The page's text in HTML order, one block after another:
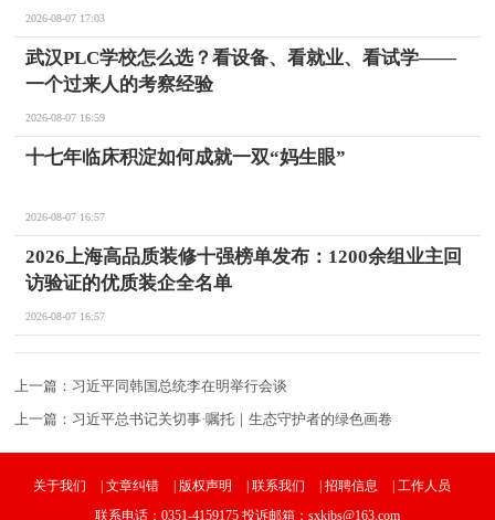
2026-08-07 17:03
武汉PLC学校怎么选？看设备、看就业、看试学——
一个过来人的考察经验
2026-08-07 16:59
十七年临床积淀如何成就一双“妈生眼”
2026-08-07 16:57
2026上海高品质装修十强榜单发布：1200余组业主回
访验证的优质装企全名单
2026-08-07 16:57
上一篇： 习近平同韩国总统李在明举行会谈
上一篇： 习近平总书记关切事·嘱托｜生态守护者的绿色画卷
关于我们 文章纠错 版权声明 联系我们 招聘信息
工作人员
联系电话：0351-4159175 投诉邮箱：sxkjbs@163.com